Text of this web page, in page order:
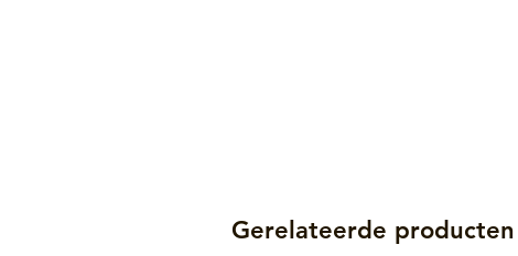
Gerelateerde producten